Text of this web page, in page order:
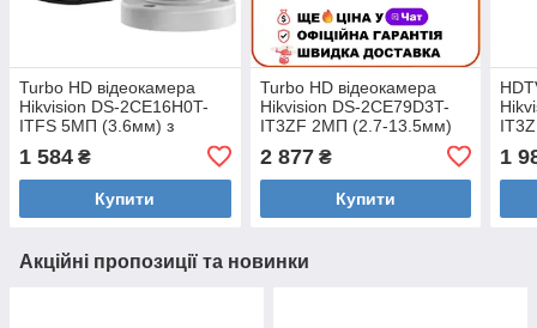
Turbo HD відеокамера
Hikvision DS-2CE16H0T-
ITFS 5МП (3.6мм) з
1 584 ₴
Купити
Turbo HD відеокамера
Hikvision DS-2CE79D3T-
IT3ZF 2МП (2.7-13.5мм)
2 877₴
Купити
1
Акційні пропозиції та новинки